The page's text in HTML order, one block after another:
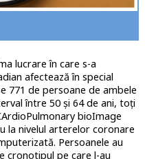
lucrare în care s-a
afectează în special
771 de persoane de ambele
între 50 și 64 de ani, toți
bioImage
la nivelul arterelor coronare
Persoanele au
cronotipul pe care l-au